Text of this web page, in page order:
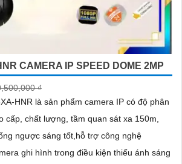
CAMERA IP SPEED DOME 2MP
₫
HNR là sản phẩm camera IP có độ phân
cấp, chất lượng, tầm quan sát xa 150m,
ngược sáng tốt,hỗ trợ công nghệ
ghi hình trong điều kiện thiếu ánh sáng